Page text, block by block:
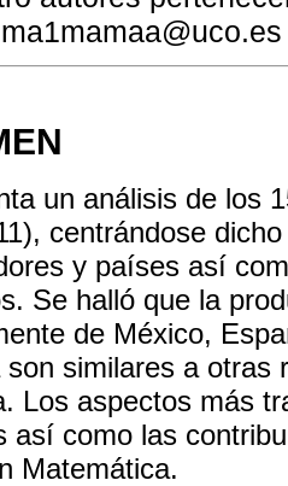
un análisis de los
centrándose
y países así
Se halló que la
de México,
similares a otras
Los aspectos más
así como las
Matemática.